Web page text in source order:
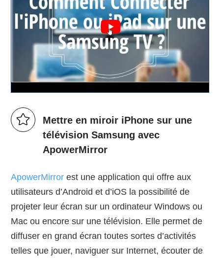
Mettre en miroir iPhone sur une
télévision Samsung avec
ApowerMirror
ApowerMirror est une application qui offre aux
utilisateurs d’Android et d’iOS la possibilité de
projeter leur écran sur un ordinateur Windows ou
Mac ou encore sur une télévision. Elle permet de
diffuser en grand écran toutes sortes d’activités
telles que jouer, naviguer sur Internet, écouter de